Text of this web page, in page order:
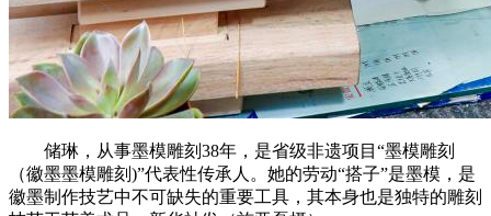
储琳，从事墨模雕刻38年，是省级非遗项目“墨模雕刻
（徽墨墨模雕刻)”代表性传承人。她的劳动“搭子”是墨模，是
徽墨制作技艺中不可缺失的重要工具，其本身也是独特的雕刻